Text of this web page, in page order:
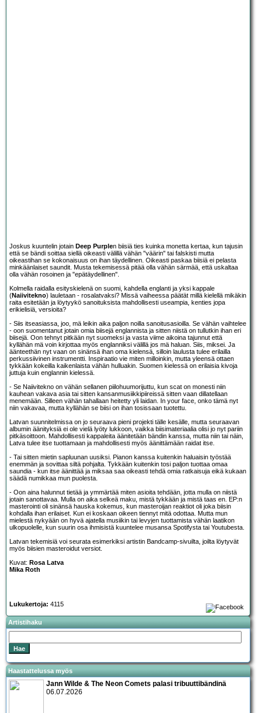
Joskus kuuntelin jotain Deep Purplen biisiä ties kuinka monetta kertaa, kun tajusin
että se bändi soittaa siellä oikeasti välillä vähän "väärin" tai falskisti mutta
oikeastihan se kokonaisuus on ihan täydellinen. Oikeasti paskaa biisiä ei pelasta
minkäänlaiset saundit. Musta tekemisessä pitää olla vähän särmää, että uskaltaa
olla vähän rosoinen ja "epätäydellinen".
Kolmella raidalla esityskielenä on suomi, kahdella englanti ja yksi kappale
(Naiivitekno) lauletaan - rosalatvaksi? Missä vaiheessa päätät millä kielellä mikäkin
raita esitetään ja löytyykö sanoituksista mahdollisesti useampia, kenties jopa
erikielisiä, versioita?
- Siis itseasiassa, joo, mä leikin aika paljon noilla sanoitusasioilla. Se vähän vaihtelee
- oon suomentanut jotain omia biisejä englannista ja sitten niistä on tullutkin ihan eri
biisejä. Oon tehnyt pitkään nyt suomeksi ja vasta viime aikoina tajunnut että
kyllähän mä voin kirjottaa myös englanniksi välillä jos mä haluan. Siis, miksei. Ja
äänteethän nyt vaan on sinänsä ihan oma kielensä, silloin laulusta tulee erilailla
perkussiivinen instrumentti. Inspiraatio vie miten milloinkin, mutta yleensä ottaen
tykkään kokeilla kaikenlaista vähän hulluakin. Suomen kielessä on erilaisia kivoja
juttuja kuin englannin kielessä.
- Se Naiivitekno on vähän sellanen piilohuumorijuttu, kun scat on monesti niin
kauhean vakava asia tai sitten kansanmusiikkipiireissä sitten vaan dillatellaan
menemään. Silleen vähän tahallaan heitetty yli laidan. In your face, onko tämä nyt
niin vakavaa, mutta kyllähän se biisi on ihan tosissaan tuotettu.
Latvan suunnitelmissa on jo seuraava pieni projekti tälle kesälle, mutta seuraavan
albumin äänityksiä ei ole vielä lyöty lukkoon, vaikka biisimateriaalia olisi jo nyt pariin
pitkäsoittoon. Mahdollisesti kappaleita äänitetään bändin kanssa, mutta niin tai näin,
Latva tulee itse tuottamaan ja mahdollisesti myös äänittämään raidat itse.
- Tai sitten mietin sapluunan uusiksi. Pianon kanssa kuitenkin haluaisin työstää
enemmän ja sovittaa siltä pohjalta. Tykkään kuitenkin tosi paljon tuottaa omaa
saundia - kun itse äänittää ja miksaa saa oikeasti tehdä omia ratkaisuja eikä kukaan
säädä numikkaa mun puolesta.
- Oon aina halunnut tietää ja ymmärtää miten asioita tehdään, jotta mulla on niistä
jotain sanottavaa. Mulla on aika selkeä maku, mistä tykkään ja mistä taas en. EP:n
masterointi oli sinänsä hauska kokemus, kun masteroijan reaktiot oli joka biisin
kohdalla ihan erilaiset. Kun ei koskaan oikeen tiennyt mitä odottaa. Mutta mun
mielestä nykyään on hyvä ajatella musiikin tai levyjen tuottamista vähän laatikon
ulkopuolelle, kun suurin osa ihmisistä kuuntelee musansa Spotifysta tai Youtubesta.
Latvan tekemisiä voi seurata esimerkiksi artistin Bandcamp-sivuilta, joilta löytyvät
myös biisien masteroidut versiot.
Kuvat: Rosa Latva
Mika Roth
Lukukertoja: 4115
Artistihaku
Haastattelussa myös
Jann Wilde & The Neon Comets palasi tribuuttibändinä
06.07.2026